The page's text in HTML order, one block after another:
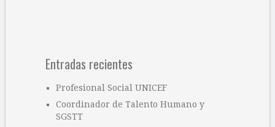
Entradas recientes
Profesional Social UNICEF
Coordinador de Talento Humano y
SGSTT